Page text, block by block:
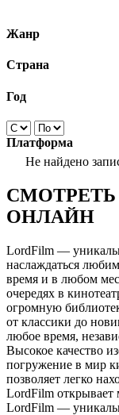
Жанр
Страна
Год
Платформа
Не найдено
ОНЛАЙН
LordFilm —
наслаждаться
время и в любом
очередях в
огромную
от классики до
любое время,
Высокое качество
погружение в мир
позволяет легко
LordFilm открывает
LordFilm —